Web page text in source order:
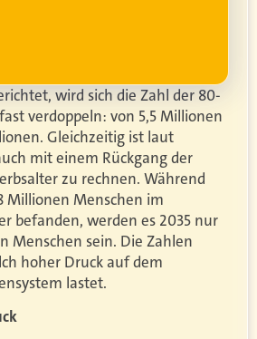
wird sich die Zahl der 80-
verdoppeln: von 5,5 Millionen
Gleichzeitig ist laut
mit einem Rückgang der
zu rechnen. Während
Millionen Menschen im
befanden, werden es 2035 nur
Menschen sein. Die Zahlen
hoher Druck auf dem
lastet.